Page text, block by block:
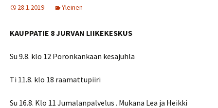
28.1.2019 Yleinen
KAUPPATIE 8 JURVAN LIIKEKESKUS
Su 9.8. klo 12 Poronkankaan kesäjuhla
Ti 11.8. klo 18 raamattupiiri
Su 16.8. Klo 11 Jumalanpalvelus . Mukana Lea ja Heikki